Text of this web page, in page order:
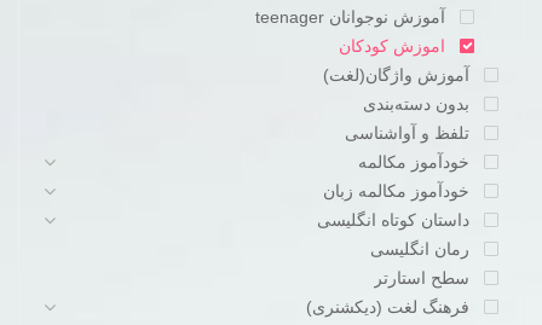
آموزش نوجوانان teenager
اموزش کودکان
آموزش واژگان(لغت)
بدون دسته‌بندی
تلفظ و آواشناسی
خودآموز مکالمه
خودآموز مکالمه زبان
داستان کوتاه انگلیسی
رمان انگلیسی
سطح استارتر
فرهنگ لغت (دیکشنری)